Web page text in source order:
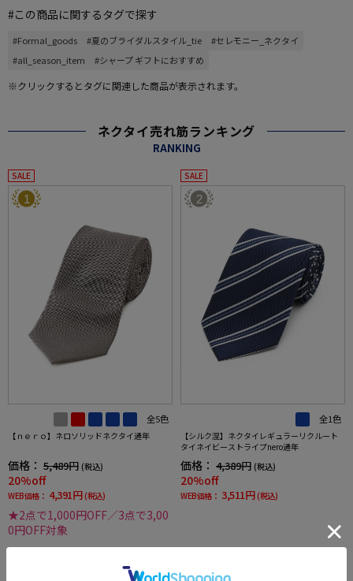
#この商品に関するタグで探す
#Formal_goods #夏のブライダルスタイル_tie
#セレモニー_ネクタイ
#all_season_item
#シャープ ギフトにおすすめ
※クリックするとタグに関連した商品が表示されます。
ネクタイ売れ筋ランキング
RANKING
SALE
1
全5色
【ｎｅｒｏ】ネロソリッドネクタイ通年
価格： 5,489円 (税込)
20%off
WEB価格： 4,391円 (税込)
★2点で1,000円OFF／3点で3,00
0円OFF対象
SALE
2
全1色
【シルク混】ネクタイレギュラーリクルート
タイネイビーストライプnero通年
価格： 4,389円 (税込)
20%off
WEB価格： 3,511円 (税込)